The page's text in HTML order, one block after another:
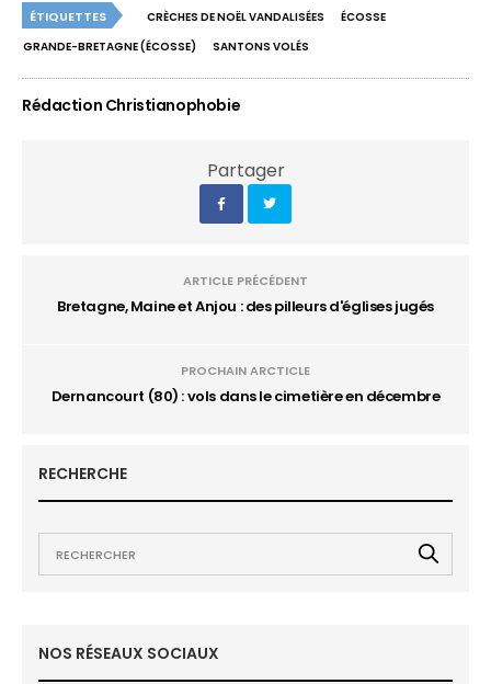
ÉTIQUETTES CRÈCHES DE NOËL VANDALISÉES
ÉCOSSE
GRANDE-BRETAGNE (ÉCOSSE)
SANTONS VOLÉS
Rédaction Christianophobie
Partager
ARTICLE PRÉCÉDENT
Bretagne, Maine et Anjou : des pilleurs d'églises jugés
PROCHAIN ARCTICLE
Dernancourt (80) : vols dans le cimetière en décembre
RECHERCHE
NOS RÉSEAUX SOCIAUX